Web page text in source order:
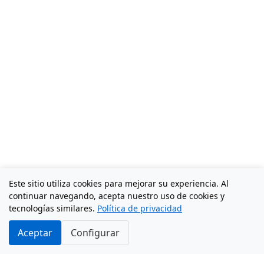
Este sitio utiliza cookies para mejorar su experiencia. Al
continuar navegando, acepta nuestro uso de cookies y
tecnologías similares. Política de privacidad
Aceptar Configurar